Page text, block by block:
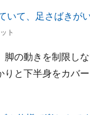
ト
の動きを制限し
と下半身をカバ